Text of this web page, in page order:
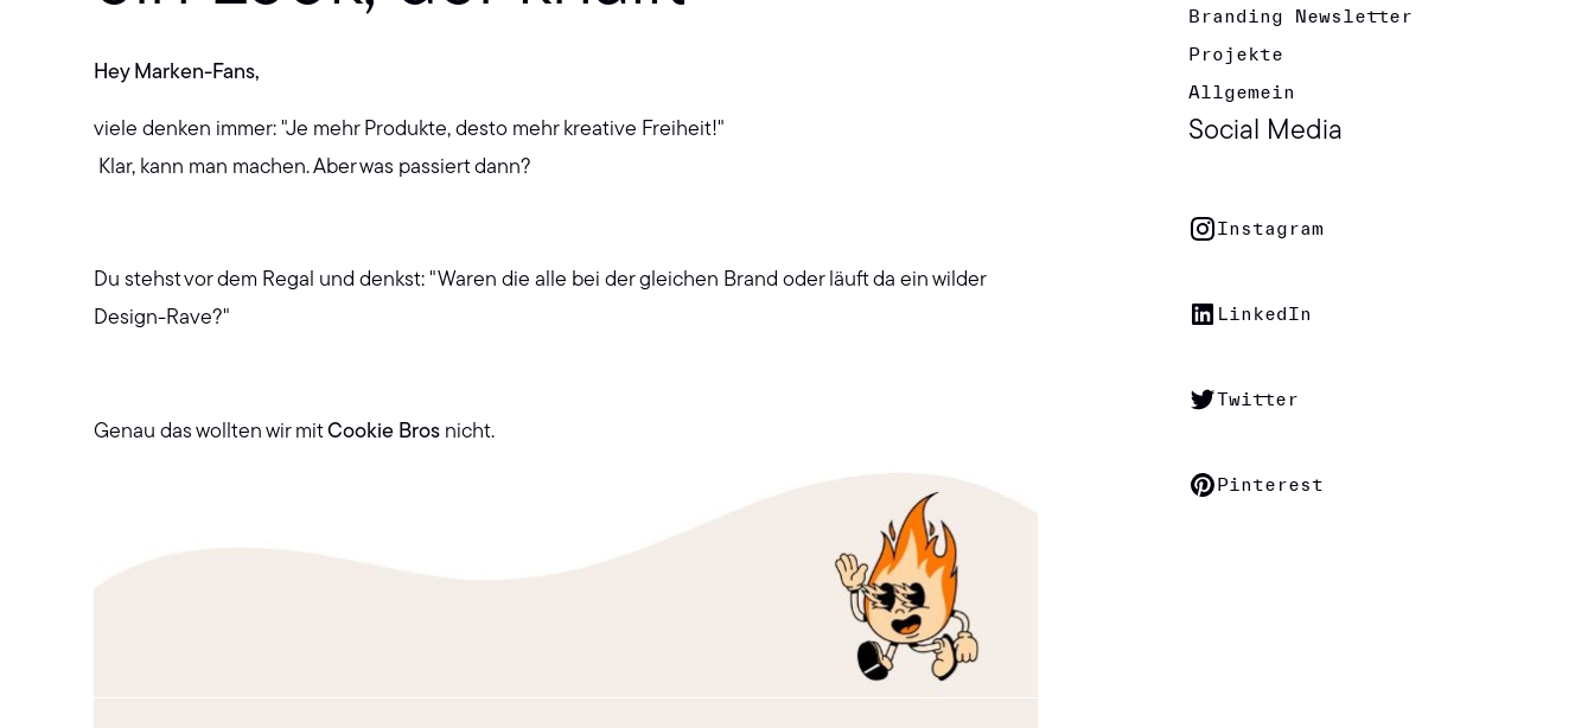
Hey Marken-Fans,
viele denken immer: "Je mehr Produkte, desto mehr kreative Freiheit!"
Klar, kann man machen. Aber was passiert dann?
Du stehst vor dem Regal und denkst: "Waren die alle bei der gleichen Brand oder läuft da ein wilder
Design-Rave?"
Genau das wollten wir mitCookie Bros nicht.
Branding Newsletter
Projekte
Allgemein
Social Media
Instagram
LinkedIn
Twitter
Pinterest